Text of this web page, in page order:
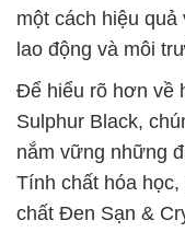
một cách hiệu
lao động và môi
Để hiểu rõ hơn về
Sulphur Black,
nắm vững những
Tính chất hóa
chất Ðen Sạn &